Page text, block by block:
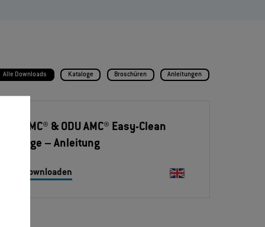
Alle Downloads Kataloge Broschüren Anleitungen
ODU AMC® & ODU AMC® Easy-Clean
Montage – Anleitung
Jetzt downloaden